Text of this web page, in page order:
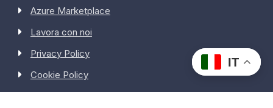
Azure Marketplace
Lavora con noi
Privacy Policy
Cookie Policy
IT